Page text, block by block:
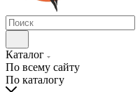
Каталог
По всему сайту
По каталогу